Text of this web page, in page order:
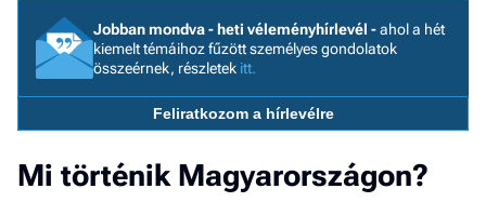
Jobban mondva - heti véleményhírlevél -ahol a hét
kiemelt témáihoz fűzött személyes gondolatok
összeérnek, részletek itt.
Feliratkozom a hírlevélre
Mi történik Magyarországon?